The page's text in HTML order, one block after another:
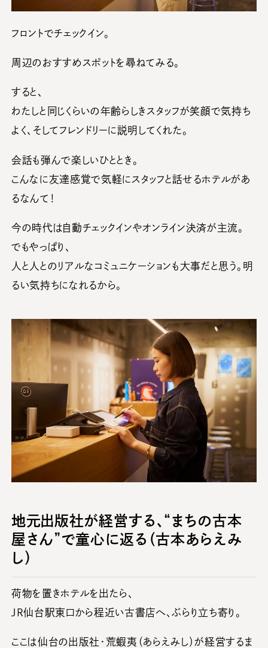
フロントでチェックイン。
周辺のおすすめスポットを尋ねてみる。
すると、
わたしと同じくらいの年齢らしきスタッフが笑顔で気持ち
よく、そしてフレンドリーに説明してくれた。
会話も弾んで楽しいひととき。
こんなに友達感覚で気軽にスタッフと話せるホテルがあ
るなんて！
今の時代は自動チェックインやオンライン決済が主流。
でもやっぱり、
人と人とのリアルなコミュニケーションも大事だと思う。明
るい気持ちになれるから。
地元出版社が経営する、“まちの古本
屋さん”で童心に返る（古本あらえみ
し）
荷物を置きホテルを出たら、
JR仙台駅東口から程近い古書店へ、ぶらり立ち寄り。
ここは仙台の出版社・荒蝦夷（あらえみし）が経営するま